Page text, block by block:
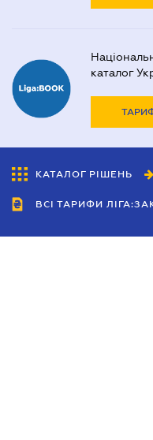
каталог
КАТАЛОГ РІШЕНЬ
ВСІ ТАРИФИ